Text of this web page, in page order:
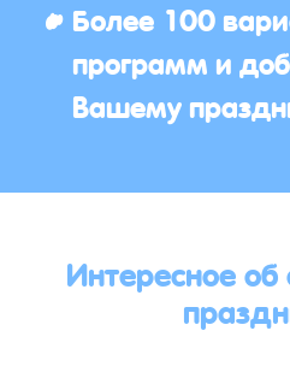
Более 100
программ и
Вашему
Интересное